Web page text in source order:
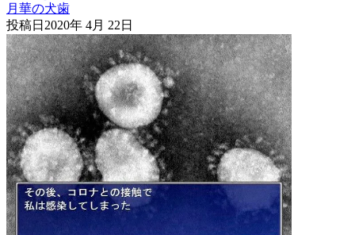
月華の犬歯
投稿日 2020年 4月 22日